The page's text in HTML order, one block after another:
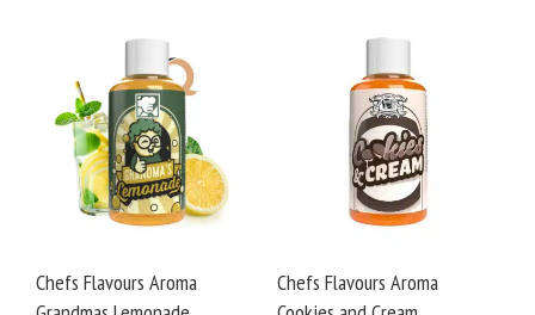
Chefs Flavours Aroma
Chefs Flavours Aroma